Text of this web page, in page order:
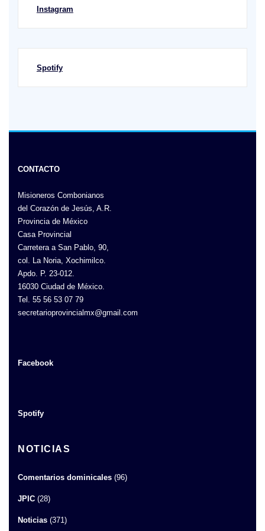
Instagram
Spotify
CONTACTO
Misioneros Combonianos
del Corazón de Jesús, A.R.
Provincia de México
Casa Provincial
Carretera a San Pablo, 90,
col. La Noria, Xochimilco.
Apdo. P. 23-012.
16030 Ciudad de México.
Tel. 55 56 53 07 79
secretarioprovincialmx@gmail.com
Facebook
Spotify
NOTICIAS
Comentarios dominicales (96)
JPIC (28)
Noticias (371)